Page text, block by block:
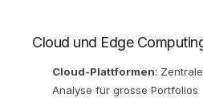
Cloud und Edge
Cloud-Plattformen:
Analyse für grosse Portfolios